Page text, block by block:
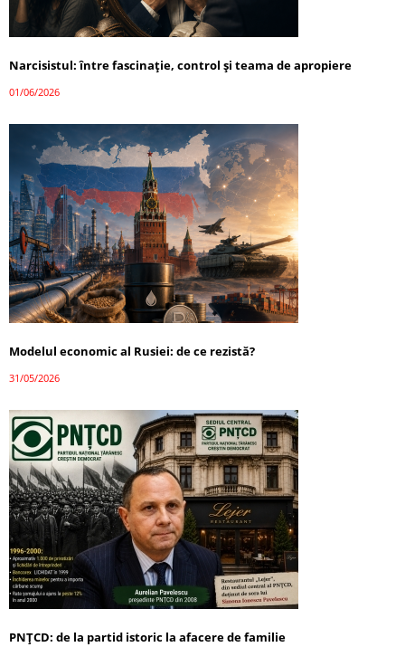
Narcisistul: între fascinație, control și teama de apropiere
01/06/2026
Modelul economic al Rusiei: de ce rezistă?
31/05/2026
PNȚCD: de la partid istoric la afacere de familie